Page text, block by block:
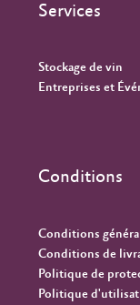
Services
Stockage de vin
Entreprises et
Conditions
Conditions
Conditions de
Politique de
Politique